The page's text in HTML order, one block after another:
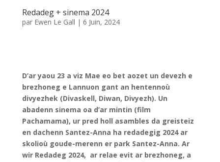
Redadeg + sinema 2024
par Ewen Le Gall | 6 Juin, 2024
D’ar yaou 23 a viz Mae eo bet aozet un devezh e
brezhoneg e Lannuon gant an hentennoù
divyezhek (Divaskell, Diwan, Divyezh). Un
abadenn sinema oa d’ar mintin (film
Pachamama), ur pred holl asambles da greisteiz
en dachenn Santez-Anna ha redadegig 2024 ar
skolioù goude-merenn er park Santez-Anna. Ar
wir Redadeg 2024, ar relae evit ar brezhoneg, a